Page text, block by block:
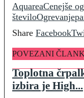
AquareaCenejše
številoOgrevanje
Share Facebook
POVEZANI
Toplotna
izbira je High...